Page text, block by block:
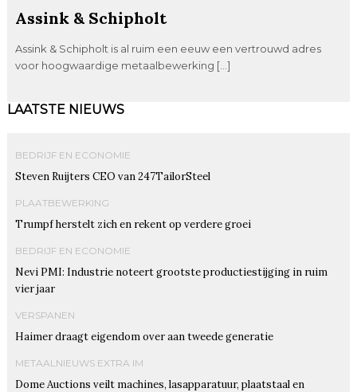
Assink & Schipholt
Assink & Schipholt is al ruim een eeuw een vertrouwd adres
voor hoogwaardige metaalbewerking […]
LAATSTE NIEUWS
BEDRIJF EN ECONOMIE
Steven Ruijters CEO van 247TailorSteel
PLAATBEWERKING
Trumpf herstelt zich en rekent op verdere groei
BEDRIJF EN ECONOMIE
Nevi PMI: Industrie noteert grootste productiestijging in ruim
vier jaar
VERSPANEN
Haimer draagt eigendom over aan tweede generatie
METAALNIEUWS EXTRA IM
Dome Auctions veilt machines, lasapparatuur, plaatstaal en